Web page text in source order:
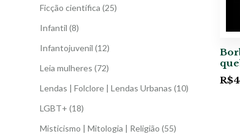
Ficção científica (25)
Infantil (8)
Infantojuvenil (12)
Leia mulheres (72)
Lendas | Folclore | Lendas Urbanas (10)
LGBT+ (18)
Misticismo | Mitologia | Religião (55)
R$